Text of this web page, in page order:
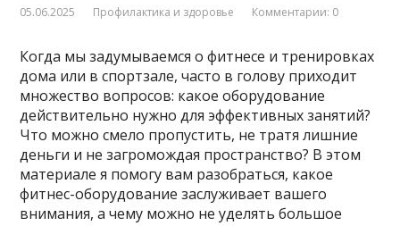
05.06.2025 Профилактика и здоровье Комментарии: 0
Когда мы задумываемся о фитнесе и тренировках
дома или в спортзале, часто в голову приходит
множество вопросов: какое оборудование
действительно нужно для эффективных занятий?
Что можно смело пропустить, не тратя лишние
деньги и не загромождая пространство? В этом
материале я помогу вам разобраться, какое
фитнес-оборудование заслуживает вашего
внимания, а чему можно не уделять большое